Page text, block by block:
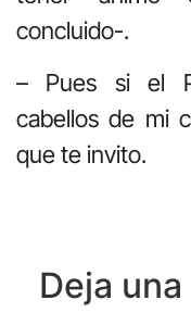
concluido-.
– Pues si el
cabellos de mi
que te invito.
Deja